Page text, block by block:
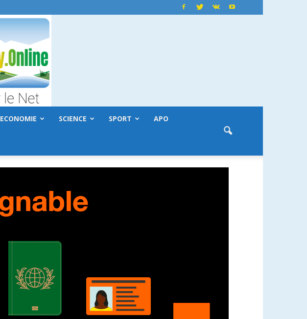
ECONOMIE SCIENCE SPORT APO